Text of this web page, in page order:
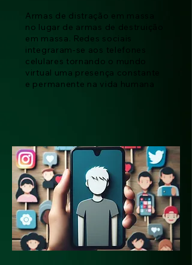
Armas de distração em massa
no lugar de armas de destruição
em massa. Redes sociais
integraram-se aos telefones
celulares tornando o mundo
virtual uma presença constante
e permanente na vida humana